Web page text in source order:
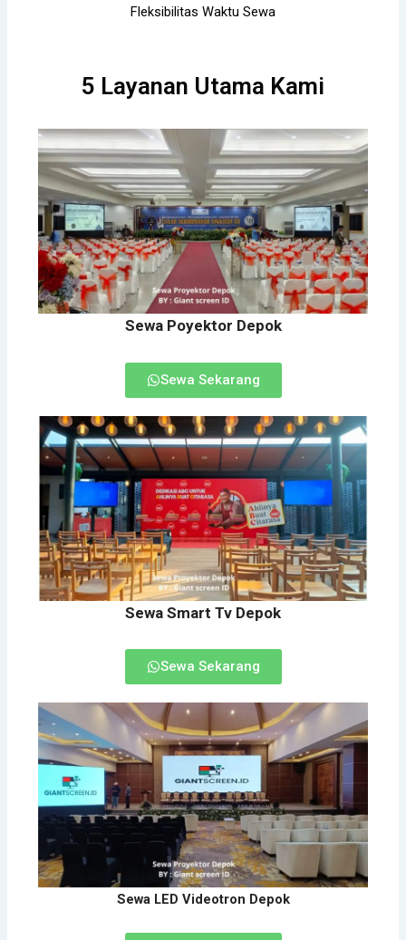
Fleksibilitas Waktu Sewa
5 Layanan Utama Kami
Sewa Poyektor Depok
Sewa Sekarang
Sewa Smart Tv Depok
Sewa Sekarang
Sewa LED Videotron Depok